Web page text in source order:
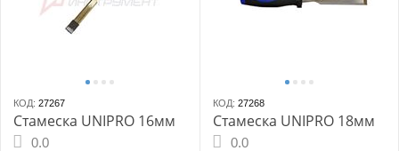
КОД: 27267
Стамеска UNIPRO 16мм
0.0
КОД: 27268
Стамеска UNIPRO 18мм
0.0